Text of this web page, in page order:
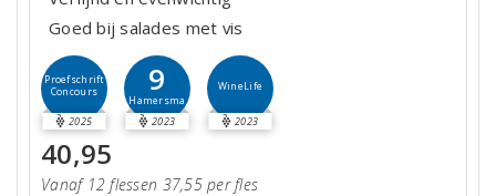
Goed bij salades met vis
Proefschrift
Concours
2025
9
Hamersma
2023
WineLife
2023
40,95
Vanaf 12 flessen 37,55 per fles